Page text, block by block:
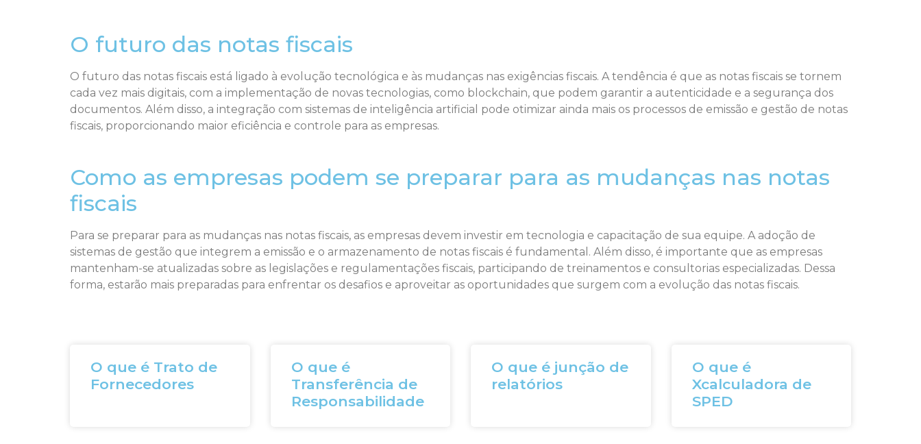
O futuro das notas fiscais
O futuro das notas fiscais está ligado à evolução tecnológica e às mudanças nas exigências fiscais. A tendência é que as notas fiscais se tornem
cada vez mais digitais, com a implementação de novas tecnologias, como blockchain, que podem garantir a autenticidade e a segurança dos
documentos. Além disso, a integração com sistemas de inteligência artificial pode otimizar ainda mais os processos de emissão e gestão de notas
fiscais, proporcionando maior eficiência e controle para as empresas.
Como as empresas podem se preparar para as mudanças nas notas
fiscais
Para se preparar para as mudanças nas notas fiscais, as empresas devem investir em tecnologia e capacitação de sua equipe. A adoção de
sistemas de gestão que integrem a emissão e o armazenamento de notas fiscais é fundamental. Além disso, é importante que as empresas
mantenham-se atualizadas sobre as legislações e regulamentações fiscais, participando de treinamentos e consultorias especializadas. Dessa
forma, estarão mais preparadas para enfrentar os desafios e aproveitar as oportunidades que surgem com a evolução das notas fiscais.
O que é Trato de
Fornecedores
O que é
Transferência de
Responsabilidade
O que é junção de
relatórios
O que é
Xcalculadora de
SPED